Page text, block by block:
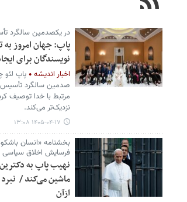
در یکصدمین سالگرد
پاپ: جهان امروز به
نویسندگان برای
اخبار اندیشه
پاپ لئو
صدمین سالگرد تأسیس
مرتبط با خدا توصیف
نزدیک‌تر می‌کند.
۱۴۰۵-۰۴-۱۷ ۱۳:۰۸
بخشنامه «انسان
فرسایش اخلاق سیاسی
نهیب پاپ به
ماشین می‌کند /
ازآن